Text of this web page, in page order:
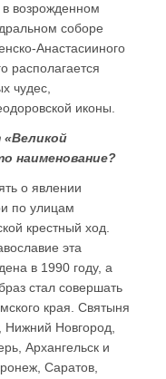
возрожденном
соборе
Анастасииного
располагается
чудес,
иконы.
наименование?
о явлении
по улицам
крестный ход.
эта
в 1990 году, а
стал совершать
края. Святыня
Нижний Новгород,
Архангельск и
Саратов,